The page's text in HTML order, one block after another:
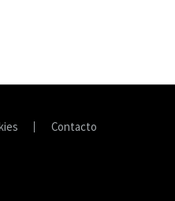
Contacto